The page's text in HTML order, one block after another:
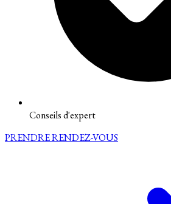
Conseils d'expert
PRENDRE RENDEZ-VOUS